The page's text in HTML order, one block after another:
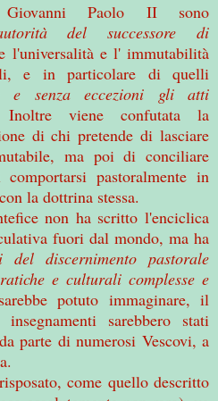
Paolo II sono
del successore di
l'universalità e l' immutabilità
e in particolare di quelli
e senza eccezioni gli atti
Inoltre viene confutata la
di chi pretende di lasciare
ma poi di conciliare
pastoralmente in
la dottrina stessa.
non ha scritto l'enciclica
fuori dal mondo, ma ha
discernimento pastorale
e culturali complesse e
potuto immaginare, il
sarebbero stati
parte di numerosi Vescovi, a
come quello descritto